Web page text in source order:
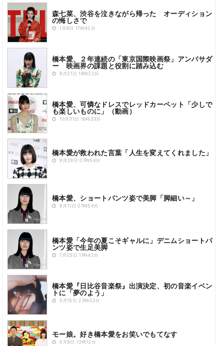
森七菜、渋谷を泣きながら帰った オーディション
の悔しさで
1月9日 17時42分
橋本愛、２年連続の「東京国際映画祭」アンバサダ
ー 映画界の課題と役割に踏み込む
9月21日 18時22分
橋本愛、可憐なドレスでレッドカーペット「少しで
も楽しいものに」（動画）
10月31日 16時33分
橋本愛が救われた言葉「人生を変えてくれました」
9月29日 07時54分
橋本愛、ショートパンツ姿で美脚「脚細い～」
8月11日 07時54分
橋本愛「今年の夏こそギャルに」デニムショートパ
ンツ姿で生足美脚
7月25日 11時42分
橋本愛『日比谷音楽祭』出演決定、初の音楽イベン
トに「夢のよう」
5月15日 23時32分
モー娘。好き橋本愛をお笑いでもてなす
5月8日 13時12分